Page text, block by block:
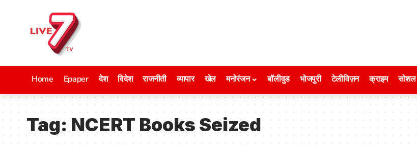
Home Epaper देश विदेश राजनीती व्यापार खेल मनोरंजन बॉलीवुड भोजपुरी टेलीविज़न क्राइम सोशल
Tag: NCERT Books Seized